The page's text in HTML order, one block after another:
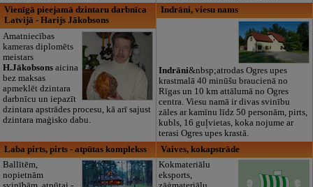
Vienīgā pieejamā dzintaru darbnīca
Latvijā - Harijs Jākobsons
Amatniecības
kameras diplomēts
meistars
H.Jākobsonsaicina
bez maksas
apmeklēt dzintara
darbnīcu un iepazīt
dzintara apstrādes procesu, kā arī sajust
dzintara maģisko dabu.
Indrāni, viesu nams
Indrāni&nbsp;atrodas Ogres upes
krastmalā 40 minūšu braucienā no
Rīgas un 10 km attālumā no Ogres
centra. Viesu namā ir divas svinību
zāles ar kamīnu līdz 50 personām, pirts,
kubls, 16 guļvietas, koka nojume ar
terasi Ogres upes krastā.
Laba pirts, pirts - atpūtas komplekss
Ballītēm,
nopietnām
Vaives, kokapstrāde
Kokmateriālu
eksports,